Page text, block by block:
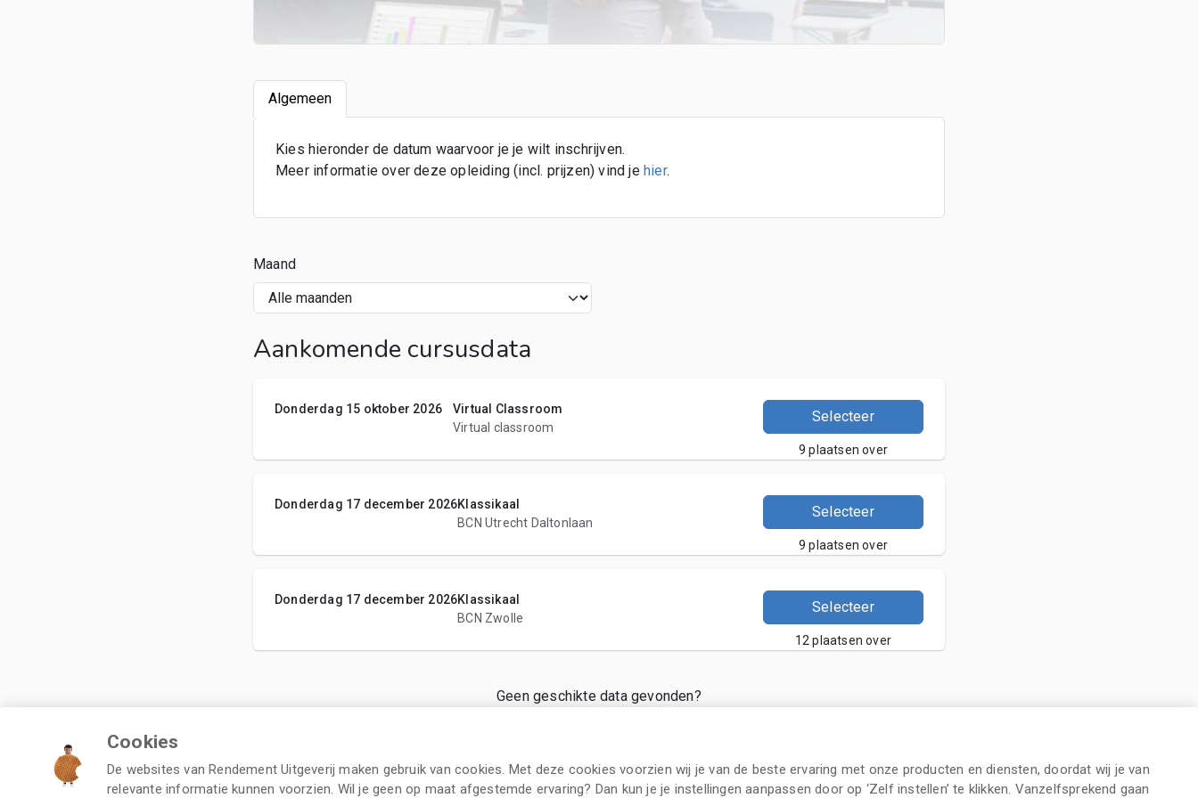
Cookies
De websites van Rendement Uitgeverij maken gebruik van cookies. Met deze cookies voorzien wij je van de beste ervaring met onze producten en diensten, doordat wij je van
relevante informatie kunnen voorzien. Wil je geen op maat afgestemde ervaring? Dan kun je je instellingen aanpassen door op ‘Zelf instellen’ te klikken. Vanzelfsprekend gaan
Algemeen
Kies hieronder de datum waarvoor je je wilt inschrijven.
Meer informatie over deze opleiding (incl. prijzen) vind je hier.
Maand
Aankomende cursusdata
Donderdag 15 oktober 2026
Virtual Classroom
Virtual classroom
Selecteer
9 plaatsen over
Donderdag 17 december 2026Klassikaal
BCN Utrecht Daltonlaan
Selecteer
9 plaatsen over
Donderdag 17 december 2026Klassikaal
BCN Zwolle
Selecteer
12 plaatsen over
Geen geschikte data gevonden?